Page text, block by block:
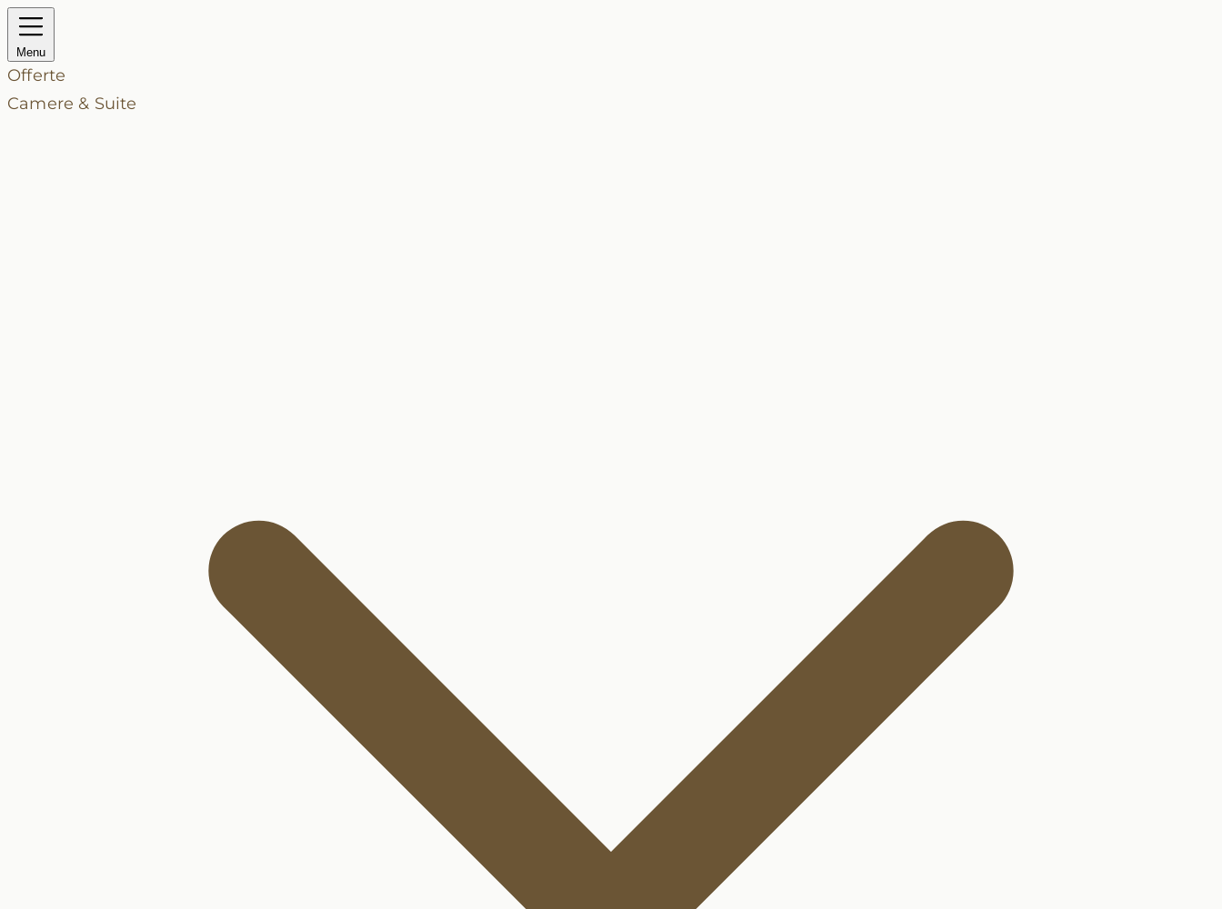
Menu
Offerte
Camere & Suite